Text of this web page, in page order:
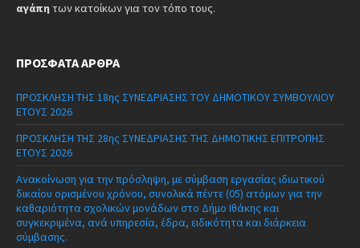
αγάπη των κατοίκων για τον τόπο τους.
ΠΡΌΣΦΑΤΑ ΆΡΘΡΑ
ΠΡΟΣΚΛΗΣΗ ΤΗΣ 18ης ΣΥΝΕΔΡΙΑΣΗΣ ΤΟΥ ΔΗΜΟΤΙΚΟΥ ΣΥΜΒΟΥΛΙΟΥ
ΕΤΟΥΣ 2026
ΠΡΟΣΚΛΗΣΗ ΤΗΣ 28ης ΣΥΝΕΔΡΙΑΣΗΣ ΤΗΣ ΔΗΜΟΤΙΚΗΣ ΕΠΙΤΡΟΠΗΣ
ΕΤΟΥΣ 2026
Ανακοίνωση για την πρόσληψη, με σύμβαση εργασίας ιδιωτικού
δικαίου ορισμένου χρόνου, συνολικά πέντε (05) ατόμων για την
καθαριότητα σχολικών μονάδων στο Δήμο Ιθάκης και
συγκεκριμένα, ανά υπηρεσία, έδρα, ειδικότητα και διάρκεια
σύμβασης.